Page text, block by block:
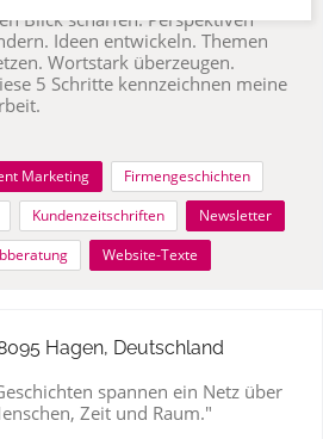
Blick schärfen. Perspektiven
Ideen entwickeln. Themen
Wortstark überzeugen.
5 Schritte kennzeichnen meine
Marketing
Firmengeschichten
Kundenzeitschriften
Newsletter
Website-Texte
Hagen, Deutschland
spannen ein Netz über
Zeit und Raum."